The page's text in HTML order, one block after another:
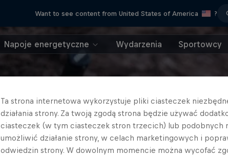
Want to see content from United States of America ?
Napoje energetyczne Wydarzenia Sportowcy
Ta strona internetowa wykorzystuje pliki ciasteczek
działania strony. Za twoją zgodą strona będzie używać
ciasteczek (w tym ciasteczek stron trzecich) lub podobnych
umożliwić działanie strony, w celach marketingowych i
odwiedzin strony. W dowolnym momencie można wycofać